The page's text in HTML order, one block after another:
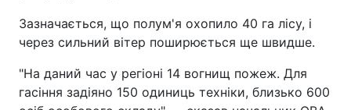
Зазначається, що полум'я охопило 40 га лісу, і
через сильний вітер поширюється ще швидше.
"На даний час у регіоні 14 вогнищ пожеж. Для
гасіння задіяно 150 одиниць техніки, близько 600